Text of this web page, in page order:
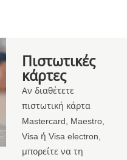
Πιστωτικές
κάρτες
Αν διαθέτετε
πιστωτική κάρτα
Mastercard, Maestro,
Visa ή Visa electron,
μπορείτε να τη